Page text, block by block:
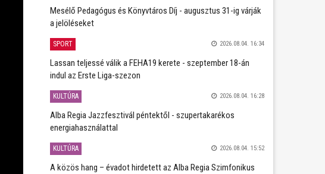
Mesélő Pedagógus és Könyvtáros Díj - augusztus 31-ig várják
a jelöléseket
SPORT 2026.08.04. 16:34
Lassan teljessé válik a FEHA19 kerete - szeptember 18-án
indul az Erste Liga-szezon
KULTÚRA 2026.08.04. 16:28
Alba Regia Jazzfesztivál péntektől - szupertakarékos
energiahasználattal
KULTÚRA 2026.08.04. 15:52
A közös hang – évadot hirdetett az Alba Regia Szimfonikus